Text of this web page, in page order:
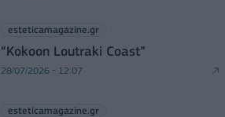
esteticamagazine.gr
“Kokoon Loutraki Coast”
28/07/2026 - 12:07
esteticamagazine.gr